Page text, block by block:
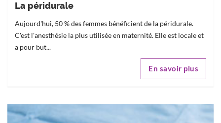
La péridurale
Aujourd'hui, 50 % des femmes bénéficient de la péridurale.
C'est l'anesthésie la plus utilisée en maternité. Elle est locale et
a pour but...
En savoir plus